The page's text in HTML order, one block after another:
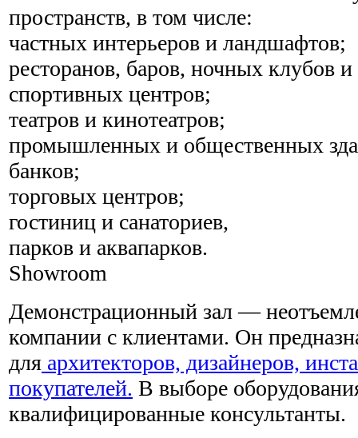
пространств, в том числе:
частных интерьеров и ландшафтов;
ресторанов, баров, ночных клубов и
спортивных центров;
театров и кинотеатров;
промышленных и общественных
банков;
торговых центров;
гостиниц и санаториев,
парков и аквапарков.
Showroom
Демонстрационный зал —
компании с клиентами. Он
для архитекторов, дизайнеров,
покупателей. В выборе
квалифицированные консультанты.